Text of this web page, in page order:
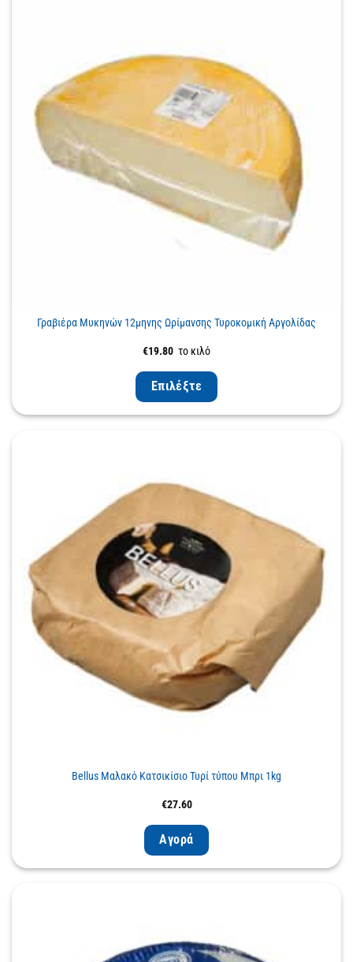
Γραβιέρα Μυκηνών 12μηνης Ωρίμανσης Τυροκομική Αργολίδας
€19.80 το κιλό
Επιλέξτε
Bellus Μαλακό Κατσικίσιο Τυρί τύπου Μπρι 1kg
€27.60
Αγορά